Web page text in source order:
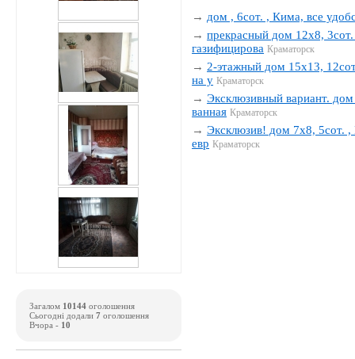
→ дом , 6сот. , Кима, все
→прекрасный дом 12х8,
газифицирова Краматорск
→ 2-этажный дом 15х13,
на у Краматорск
→Эксклюзивный вариант.
ванная Краматорск
→Эксклюзив! дом 7х8, 5сот. ,
евр Краматорск
Загалом 10144 оголошення
Сьогодні додали 7 оголошення
Вчора - 10